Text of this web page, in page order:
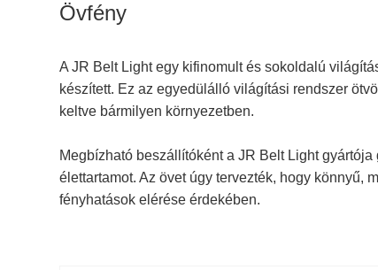
Övfény
A JR Belt Light egy kifinomult és sokoldalú
készített. Ez az egyedülálló világítási rendszer
keltve bármilyen környezetben.
Megbízható beszállítóként a JR Belt Light
élettartamot. Az övet úgy tervezték, hogy könnyű,
fényhatások elérése érdekében.